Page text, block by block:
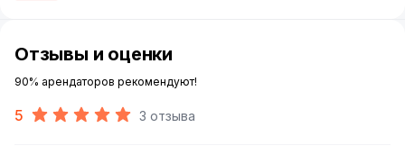
Отзывы и оценки
90% арендаторов рекомендуют!
5 3 отзыва